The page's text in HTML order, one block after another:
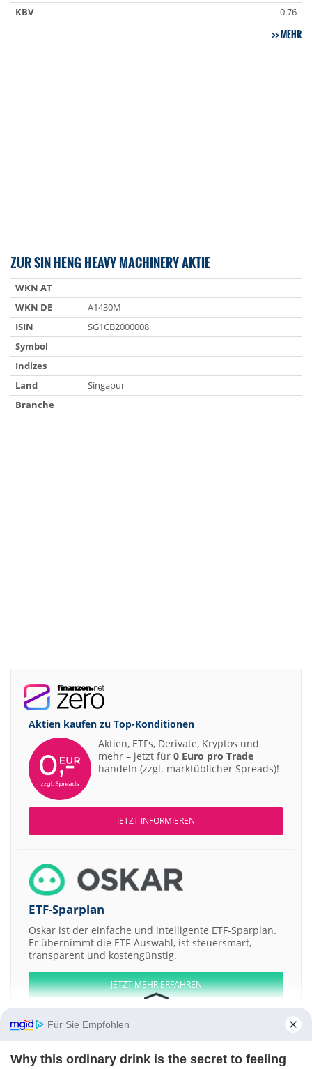
KBV
0.76
MEHR
ZUR SIN HENG HEAVY MACHINERY AKTIE
WKN AT
WKN DE
A1430M
ISIN
SG1CB2000008
Symbol
Indizes
Land
Singapur
Branche
Aktien kaufen zu Top-Konditionen
Aktien, ETFs, Derivate, Kryptos und
mehr – jetzt für 0 Euro pro Trade
handeln (zzgl. marktüblicher Spreads)!
JETZT INFORMIEREN
ETF-Sparplan
Oskar ist der einfache und intelligente ETF-Sparplan.
Er übernimmt die ETF-Auswahl, ist steuersmart,
transparent und kostengünstig.
JETZT MEHR ERFAHREN
Für Sie Empfohlen
Why this ordinary drink is the secret to feeling